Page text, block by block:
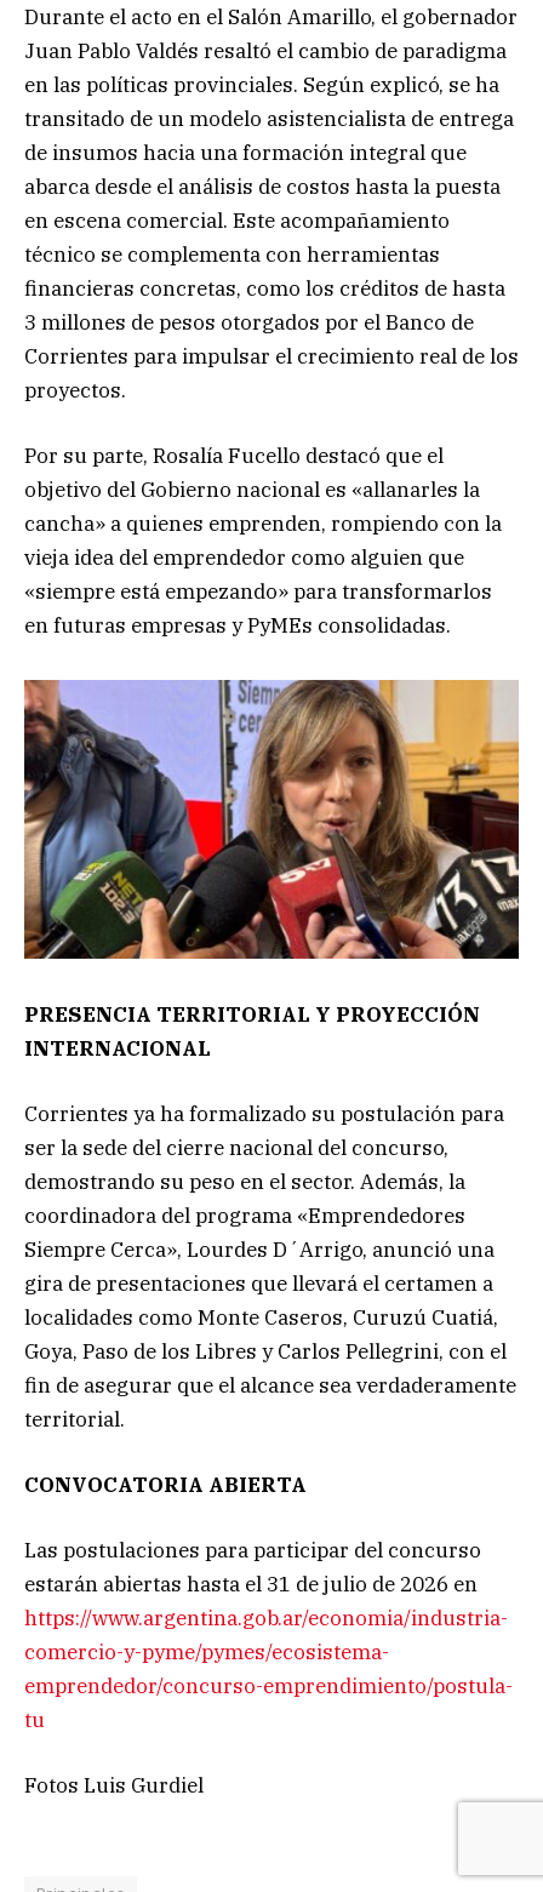
Durante el acto en el Salón Amarillo, el gobernador
Juan Pablo Valdés resaltó el cambio de paradigma
en las políticas provinciales. Según explicó, se ha
transitado de un modelo asistencialista de entrega
de insumos hacia una formación integral que
abarca desde el análisis de costos hasta la puesta
en escena comercial. Este acompañamiento
técnico se complementa con herramientas
financieras concretas, como los créditos de hasta
3 millones de pesos otorgados por el Banco de
Corrientes para impulsar el crecimiento real de los
proyectos.
Por su parte, Rosalía Fucello destacó que el
objetivo del Gobierno nacional es «allanarles la
cancha» a quienes emprenden, rompiendo con la
vieja idea del emprendedor como alguien que
«siempre está empezando» para transformarlos
en futuras empresas y PyMEs consolidadas.
PRESENCIA TERRITORIAL Y PROYECCIÓN
INTERNACIONAL
Corrientes ya ha formalizado su postulación para
ser la sede del cierre nacional del concurso,
demostrando su peso en el sector. Además, la
coordinadora del programa «Emprendedores
Siempre Cerca», Lourdes D´Arrigo, anunció una
gira de presentaciones que llevará el certamen a
localidades como Monte Caseros, Curuzú Cuatiá,
Goya, Paso de los Libres y Carlos Pellegrini, con el
fin de asegurar que el alcance sea verdaderamente
territorial.
CONVOCATORIA ABIERTA
Las postulaciones para participar del concurso
estarán abiertas hasta el 31 de julio de 2026 en
https://www.argentina.gob.ar/economia/industria-
comercio-y-pyme/pymes/ecosistema-
emprendedor/concurso-emprendimiento/postula-
tu
Fotos Luis Gurdiel